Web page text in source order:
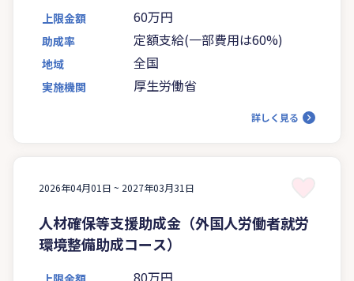
上限金額 60万円
助成率 定額支給(一部費用は60%)
地域 全国
実施機関 厚生労働省
詳しく見る
2026年04月01日 ~ 2027年03月31日
人材確保等支援助成金（外国人労働者就労
環境整備助成コース）
80万円